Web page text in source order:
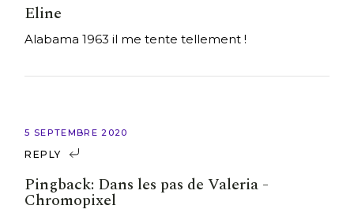
Eline
Alabama 1963 il me tente tellement !
5 SEPTEMBRE 2020
REPLY
Pingback: Dans les pas de Valeria -
Chromopixel